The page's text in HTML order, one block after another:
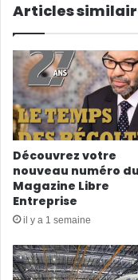
Articles
Découvrez votre
nouveau numéro du
Magazine Libre
Entreprise
il y a 1 semaine